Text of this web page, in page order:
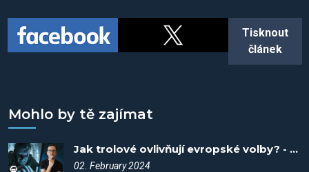
Tisknout
článek
Mohlo by tě zajímat
Jak trolové ovlivňují evropské volby? - Spiknutí #88
02. February 2024